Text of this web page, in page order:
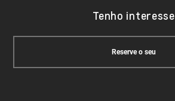
Tenho interesse
Reserve o seu